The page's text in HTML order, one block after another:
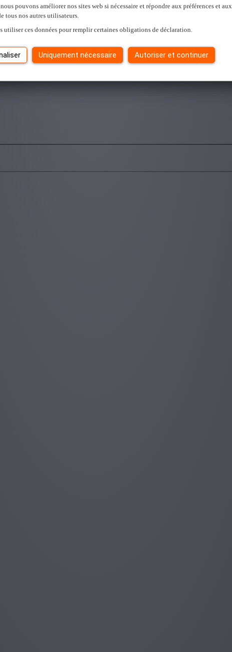
pouvons améliorer nos sites web si nécessaire et répondre aux préférences et aux
tous nos autres utilisateurs.
utiliser ces données pour remplir certaines obligations de déclaration.
Uniquement nécessaire Autoriser et continuer